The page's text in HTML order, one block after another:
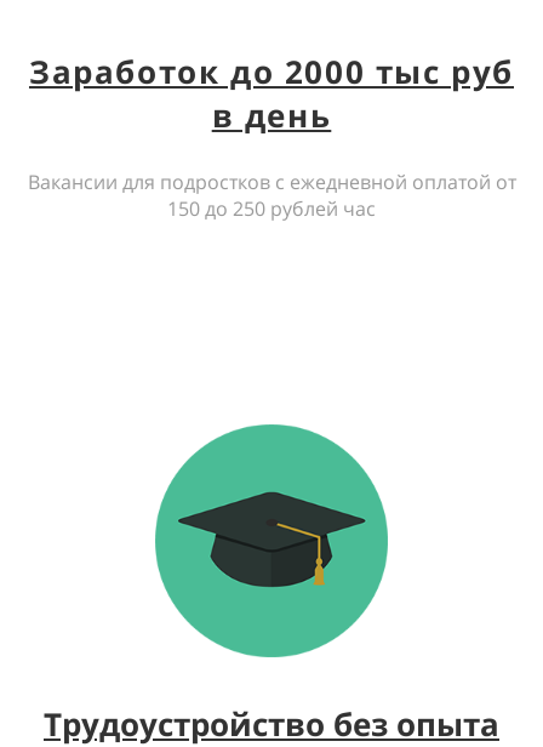
Заработок до 2000 тыс руб
в день
Вакансии для подростков с ежедневной оплатой от
150 до 250 рублей час
Трудоустройство без опыта